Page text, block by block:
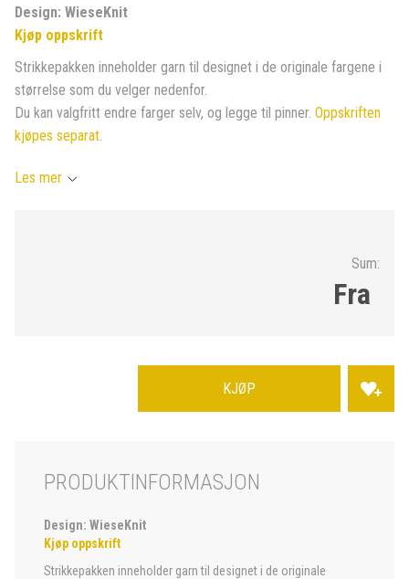
Design: WieseKnit
Kjøp oppskrift
Strikkepakken inneholder garn til designet i de originale fargene i
størrelse som du velger nedenfor.
Du kan valgfritt endre farger selv, og legge til pinner. Oppskriften
kjøpes separat.
Les mer
Sum:
Fra
KJØP
PRODUKTINFORMASJON
Design: WieseKnit
Kjøp oppskrift
Strikkepakken inneholder garn til designet i de originale